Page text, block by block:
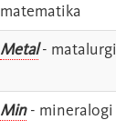
matematika
Metal- matalurgi
Min- mineralogi